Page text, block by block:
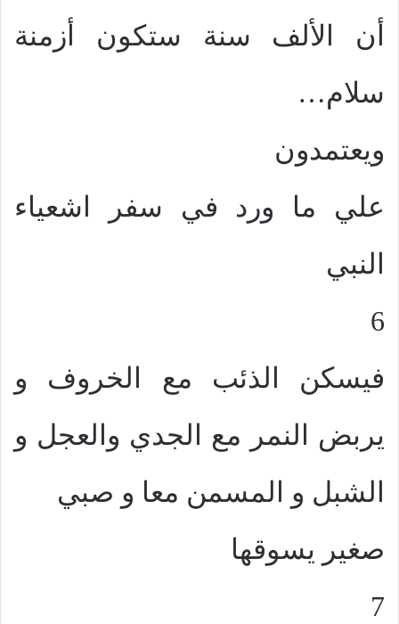
أن الألف سنة ستكون أزمنة
سلام…
ويعتمدون
علي ما ورد في سفر اشعياء
النبي
6
فيسكن الذئب مع الخروف و
يربض النمر مع الجدي والعجل و
الشبل و المسمن معا و صبي
صغير يسوقها
7